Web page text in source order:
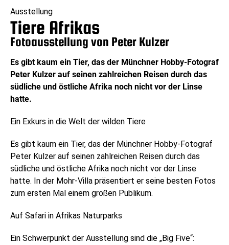
Ausstellung
Tiere Afrikas
Fotoausstellung von Peter Kulzer
Es gibt kaum ein Tier, das der Münchner Hobby-Fotograf
Peter Kulzer auf seinen zahlreichen Reisen durch das
südliche und östliche Afrika noch nicht vor der Linse
hatte.
Ein Exkurs in die Welt der wilden Tiere
Es gibt kaum ein Tier, das der Münchner Hobby-Fotograf
Peter Kulzer auf seinen zahlreichen Reisen durch das
südliche und östliche Afrika noch nicht vor der Linse
hatte. In der Mohr-Villa präsentiert er seine besten Fotos
zum ersten Mal einem großen Publikum.
Auf Safari in Afrikas Naturparks
Ein Schwerpunkt der Ausstellung sind die „Big Five“: